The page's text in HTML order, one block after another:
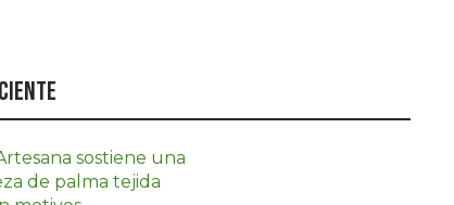
Política
Turismo